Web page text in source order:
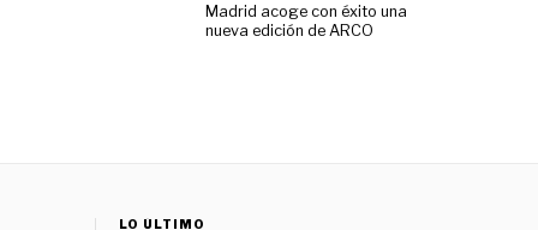
Madrid acoge con éxito una
nueva edición de ARCO
LO ÚLTIMO